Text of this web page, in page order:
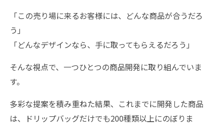
「この売り場に来るお客様には、どんな商品が合うだろ
う」
「どんなデザインなら、手に取ってもらえるだろう」
そんな視点で、一つひとつの商品開発に取り組んでいま
す。
多彩な提案を積み重ねた結果、これまでに開発した商品
は、ドリップバッグだけでも200種類以上にのぼりま